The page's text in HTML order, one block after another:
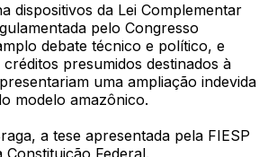
dispositivos da Lei Complementar
pelo Congresso
debate técnico e político, e
presumidos destinados à
uma ampliação indevida
modelo amazônico.
a tese apresentada pela FIESP